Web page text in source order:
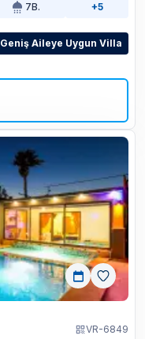
7B. +5
Geniş Aileye Uygun Villa
VR-6849